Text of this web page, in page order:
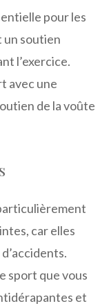
pour les
un soutien
l’exercice.
avec une
de la voûte
car elles
sport que vous
et